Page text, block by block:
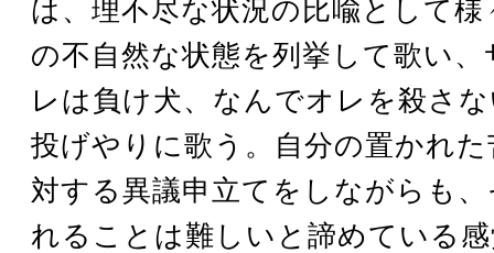
は、理不尽な状況の比喩として
の不自然な状態を列挙して歌い、
レは負け犬、なんでオレを殺さ
投げやりに歌う。自分の置かれ
対する異議申立てをしながらも
れることは難しいと諦めている